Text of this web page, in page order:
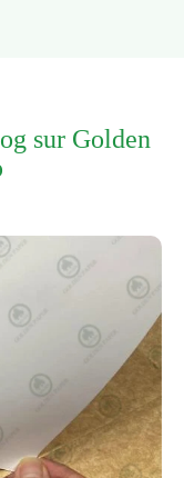
sur Golden